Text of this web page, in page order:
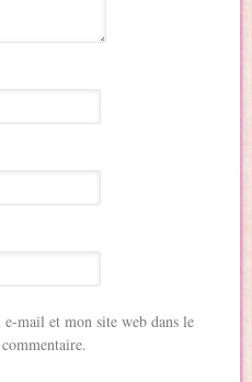
mail et mon site web dans le